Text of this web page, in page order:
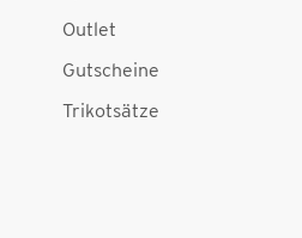
Outlet
Gutscheine
Trikotsätze